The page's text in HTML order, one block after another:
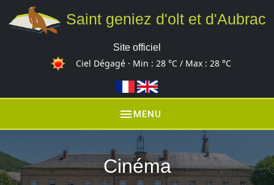
Saint geniez d'olt et d'Aubrac
Site officiel
Ciel Dégagé · Min : 28 °C / Max : 28 °C
menu MENU
Cinéma